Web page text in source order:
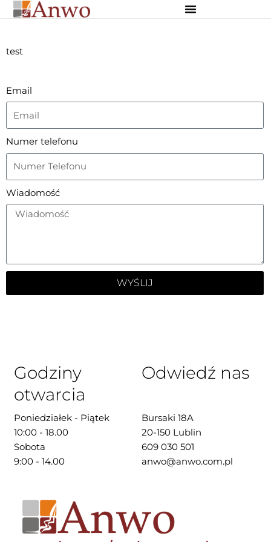
test
Email
Numer telefonu
Wiadomość
WYŚLIJ
Odwiedź nas
Bursaki 18A
20-150 Lublin
609 030 501
anwo@anwo.com.pl
Godziny
otwarcia
Poniedziałek - Piątek
10:00 - 18.00
Sobota
9:00 - 14.00